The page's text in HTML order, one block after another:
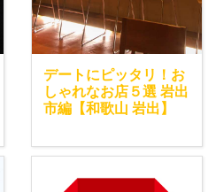
デートにピッタリ！お
しゃれなお店５選 岩出
市編【和歌山 岩出】